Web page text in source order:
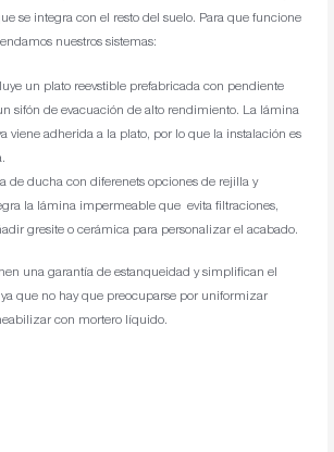
se integra con el resto del suelo. Para que funcione
nuestros sistemas:
un plato reevstible prefabricada con pendiente
sifón de evacuación de alto rendimiento. La lámina
viene adherida a la plato, por lo que la instalación es
de ducha con diferenets opciones de rejilla y
la lámina impermeable que evita filtraciones,
gresite o cerámica para personalizar el acabado.
una garantía de estanqueidad y simplifican el
que no hay que preocuparse por uniformizar
con mortero líquido.